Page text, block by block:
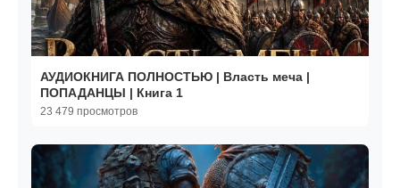
АУДИОКНИГА ПОЛНОСТЬЮ | Власть меча |
ПОПАДАНЦЫ | Книга 1
23 479 просмотров